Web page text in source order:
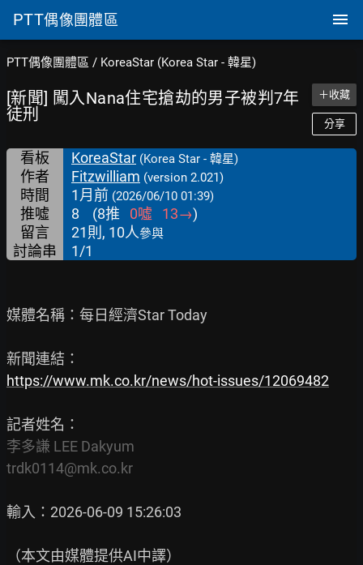
PTT偶像團體區
PTT偶像團體區 / KoreaStar (Korea Star - 韓星)
[新聞] 闖入Nana住宅搶劫的男子被判7年
徒刑
＋收藏
分享
看板 KoreaStar (Korea Star - 韓星)
作者 Fitzwilliam (version 2.021)
時間 1月前 (2026/06/10 01:39)
推噓 8 (8推 0噓 13→)
留言
21則, 10人參與
討論串 1/1
媒體名稱：每日經濟Star Today
https://www.mk.co.kr/news/hot-issues/12069482
李多謙 LEE Dakyum
trdk0114@mk.co.kr
輸入：2026-06-09 15:26:03
（本文由媒體提供AI中譯）